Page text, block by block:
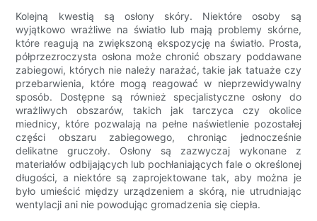
Kolejną kwestią są osłony skóry. Niektóre osoby są
wyjątkowo wrażliwe na światło lub mają problemy skórne,
które reagują na zwiększoną ekspozycję na światło. Prosta,
półprzezroczysta osłona może chronić obszary poddawane
zabiegowi, których nie należy narażać, takie jak tatuaże czy
przebarwienia, które mogą reagować w nieprzewidywalny
sposób. Dostępne są również specjalistyczne osłony do
wrażliwych obszarów, takich jak tarczyca czy okolice
miednicy, które pozwalają na pełne naświetlenie pozostałej
części obszaru zabiegowego, chroniąc jednocześnie
delikatne gruczoły. Osłony są zazwyczaj wykonane z
materiałów odbijających lub pochłaniających fale o określonej
długości, a niektóre są zaprojektowane tak, aby można je
było umieścić między urządzeniem a skórą, nie utrudniając
wentylacji ani nie powodując gromadzenia się ciepła.